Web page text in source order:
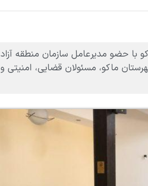
با حضو مدیرعامل سازمان منطقه آزاد
ماکو، مسئولان قضایی، امنیتی و